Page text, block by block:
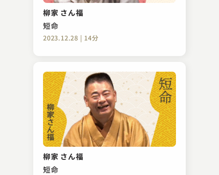
柳家 さん福
短命
2023.12.28 | 14分
柳家 さん福
短命
金明竹
2023.06.06 | 10分
柳家 小八
加賀の千代
2023.12.03 | 14分